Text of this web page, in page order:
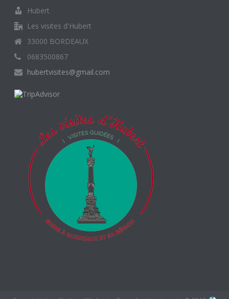
Hubert
Les visites d'Hubert
33000 BORDEAUX
0683500867
hubertvisites@gmail.com